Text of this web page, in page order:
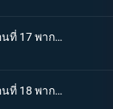
One piece วันพีช ตอนที่ 17 พากย์ไทย ระเบิดความโกรธ! ศึกตัดสิน คุโระปะทะลูฟี่
One piece วันพีช ตอนที่ 18 พากย์ไทย นายคือสัตว์ประหลาด! ไกม่อนกับผองเพื่อนตัวประหลาด